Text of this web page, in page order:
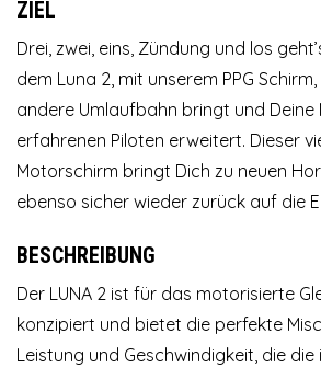
ZIEL
Drei, zwei, eins, Zündung und los
dem Luna 2, mit unserem PPG
andere Umlaufbahn bringt und Deine
erfahrenen Piloten erweitert. Dieser
Motorschirm bringt Dich zu neuen
ebenso sicher wieder zurück auf die
BESCHREIBUNG
Der LUNA 2 ist für das motorisierte
konzipiert und bietet die perfekte
Leistung und Geschwindigkeit, die